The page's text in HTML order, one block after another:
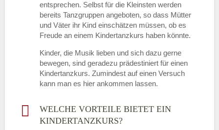
entsprechen. Selbst für die Kleinsten werden
bereits Tanzgruppen angeboten, so dass Mütter
und Väter ihr Kind einschätzen müssen, ob es
Freude an einem Kindertanzkurs haben könnte.
Kinder, die Musik lieben und sich dazu gerne
bewegen, sind geradezu prädestiniert für einen
Kindertanzkurs. Zumindest auf einen Versuch
kann man es hier ankommen lassen.
WELCHE VORTEILE BIETET EIN
KINDERTANZKURS?